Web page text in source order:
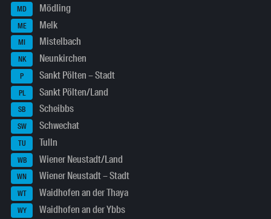
MD Mödling
ME Melk
MI Mistelbach
NK Neunkirchen
P Sankt Pölten – Stadt
PL Sankt Pölten/Land
SB Scheibbs
SW Schwechat
TU Tulln
WB Wiener Neustadt/Land
WN Wiener Neustadt – Stadt
WT Waidhofen an der Thaya
WY Waidhofen an der Ybbs